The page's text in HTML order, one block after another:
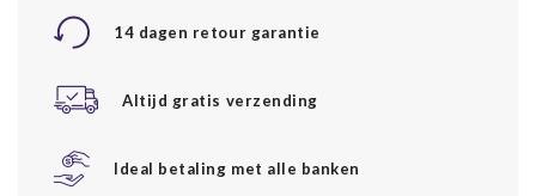
14 dagen retour garantie
Altijd gratis verzending
Ideal betaling met alle banken